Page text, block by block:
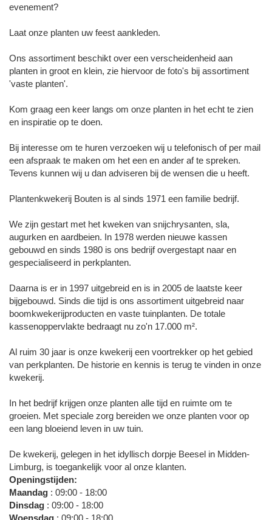
evenement?
Laat onze planten uw feest aankleden.
Ons assortiment beschikt over een verscheidenheid aan
planten in groot en klein, zie hiervoor de foto's bij assortiment
'vaste planten'.
Kom graag een keer langs om onze planten in het echt te zien
en inspiratie op te doen.
Bij interesse om te huren verzoeken wij u telefonisch of per mail
een afspraak te maken om het een en ander af te spreken.
Tevens kunnen wij u dan adviseren bij de wensen die u heeft.
Plantenkwekerij Bouten is al sinds 1971 een familie bedrijf.
We zijn gestart met het kweken van snijchrysanten, sla,
augurken en aardbeien. In 1978 werden nieuwe kassen
gebouwd en sinds 1980 is ons bedrijf overgestapt naar en
gespecialiseerd in perkplanten.
Daarna is er in 1997 uitgebreid en is in 2005 de laatste keer
bijgebouwd. Sinds die tijd is ons assortiment uitgebreid naar
boomkwekerijproducten en vaste tuinplanten. De totale
kassenoppervlakte bedraagt nu zo'n 17.000 m².
Al ruim 30 jaar is onze kwekerij een voortrekker op het gebied
van perkplanten. De historie en kennis is terug te vinden in onze
kwekerij.
In het bedrijf krijgen onze planten alle tijd en ruimte om te
groeien. Met speciale zorg bereiden we onze planten voor op
een lang bloeiend leven in uw tuin.
De kwekerij, gelegen in het idyllisch dorpje Beesel in Midden-
Limburg, is toegankelijk voor al onze klanten.
Openingstijden:
Maandag : 09:00 - 18:00
Dinsdag : 09:00 - 18:00
Woensdag : 09:00 - 18:00